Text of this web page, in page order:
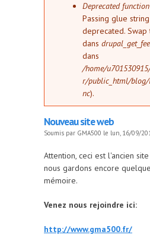
Deprecated function
Passing glue
deprecated.
dans
dans
/home/
r/public_html/
nc).
Nouveau site web
Soumis par GMA500 le lun, 16/09/
Attention, ceci est l'ancien
nous gardons encore
mémoire.
Venez nous rejoindre ici:
http://www.gma500.fr/